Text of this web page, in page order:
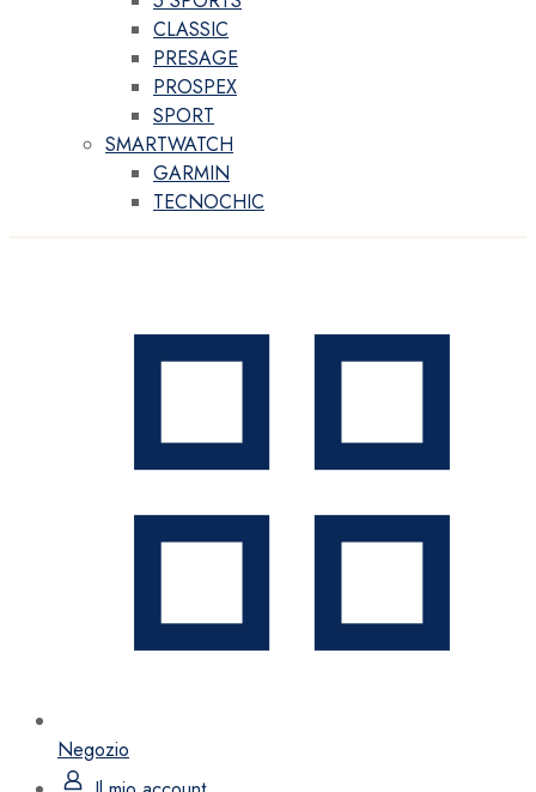
CLASSIC
PRESAGE
PROSPEX
SPORT
SMARTWATCH
GARMIN
TECNOCHIC
Negozio